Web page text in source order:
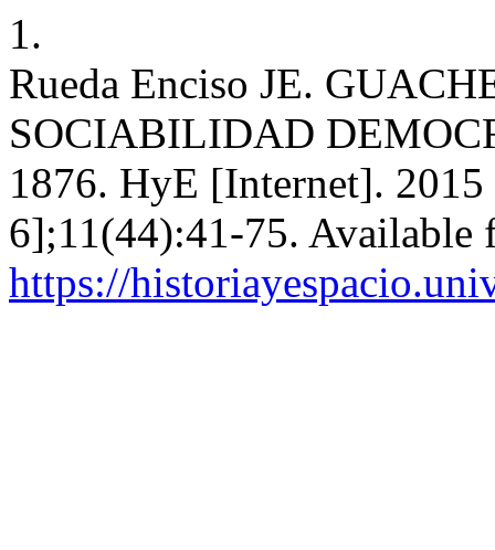
1.
Rueda Enciso JE.
SOCIABILIDAD
1876. HyE [Internet].
6];11(44):41-75. Available
https://